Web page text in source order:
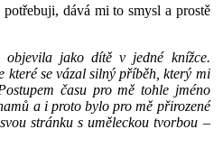
dává mi to smysl a prostě
objevila jako dítě v jedné knížce.
které se vázal silný příběh, který mi
času pro mě tohle jméno
a i proto bylo pro mě přirozené
stránku s uměleckou tvorbou –